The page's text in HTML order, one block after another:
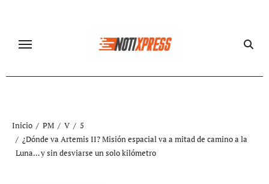
contenido
Inicio PM V
5
¿Dónde va Artemis II? Misión espacial va a mitad de camino a la
Luna… y sin desviarse un solo kilómetro